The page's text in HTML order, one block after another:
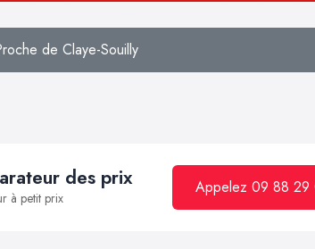
de Claye-Souilly
des prix
à petit prix
Appelez 09 88 29